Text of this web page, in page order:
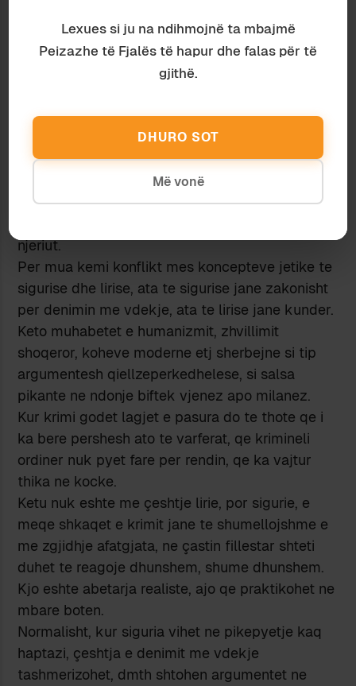
kesaj formule, arrin destinataret po aq
drejteperdrejte, sa publiciteti i klorit si asgjesues
i mikrobeve me efikasitet 99%.
Hyllin
7 February 2012 at 10:39 am
E drejta duket se ka lindur per te mbrojtur
njeriut.
Per mua kemi konflikt mes koncepteve jetike te
sigurise dhe lirise, ata te sigurise jane zakonisht
per denimin me vdekje, ata te lirise jane kunder.
Keto muhabetet e humanizmit, zhvillimit
shoqeror, koheve moderne etj sherbejne si tip
argumentesh qiellzeperkedhelese, si salsa
pikante ne ndonje biftek vjenez apo milanez.
Kur krimi godet lagjet e pasura do te thote qe i
ka bere pershesh ato te varferat, qe krimineli
ordiner nuk pyet fare per rendin, qe ka vajtur
thika ne kocke.
Ketu nuk eshte me çeshtje lirie, por sigurie, e
meqe shkaqet e krimit jane te shumellojshme e
me zgjidhje afatgjata, ne çastin fillestar shteti
duhet te reagoje dhunshem, shume dhunshem.
Kjo eshte abetarja realiste, ajo qe praktikohet ne
mbare boten.
Normalisht, kur siguria vihet ne pikepyetje kaq
haptazi, çeshtja e denimit me vdekje
tashmerizohet, dmth shtohen argumentet ne
Lexues si ju na ndihmojnë ta mbajmë
Peizazhe të Fjalës të hapur dhe falas për të
gjithë.
DHURO SOT
Më vonë